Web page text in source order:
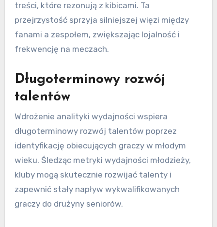
treści, które rezonują z kibicami. Ta
przejrzystość sprzyja silniejszej więzi między
fanami a zespołem, zwiększając lojalność i
frekwencję na meczach.
Długoterminowy rozwój
talentów
Wdrożenie analityki wydajności wspiera
długoterminowy rozwój talentów poprzez
identyfikację obiecujących graczy w młodym
wieku. Śledząc metryki wydajności młodzieży,
kluby mogą skutecznie rozwijać talenty i
zapewnić stały napływ wykwalifikowanych
graczy do drużyny seniorów.